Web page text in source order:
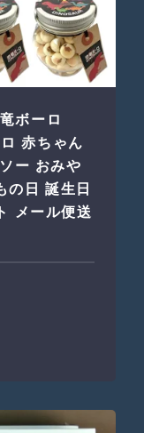
ボーロ
赤ちゃん
ー おみや
の日 誕生日
メール便送